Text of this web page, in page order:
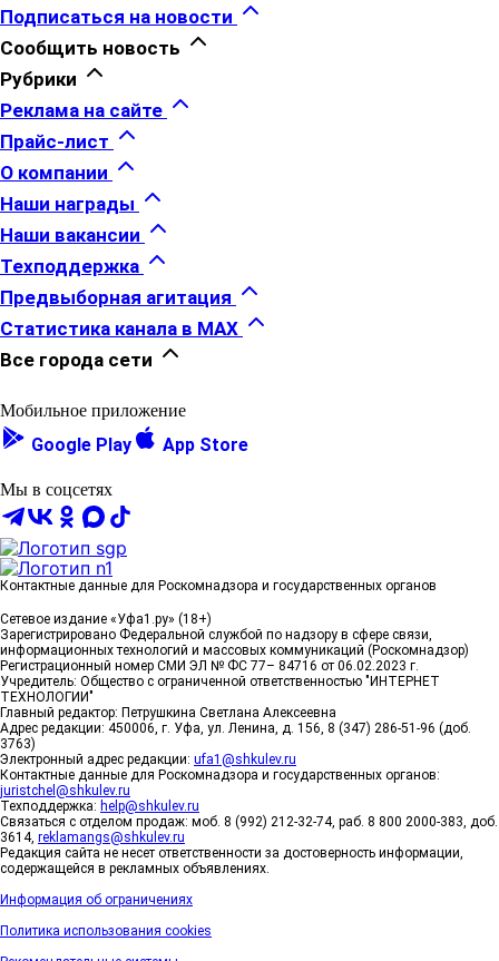
Подписаться на новости
Сообщить новость
Рубрики
Реклама на сайте
Прайс-лист
О компании
Наши награды
Наши вакансии
Техподдержка
Предвыборная агитация
Статистика канала в MAX
Все города сети
Мобильное приложение
Google Play App Store
Мы в соцсетях
Контактные данные для Роскомнадзора и государственных органов
Сетевое издание «Уфа1.ру» (18+)
Зарегистрировано Федеральной службой по надзору в сфере связи,
информационных технологий и массовых коммуникаций (Роскомнадзор)
Регистрационный номер СМИ ЭЛ № ФС 77– 84716 от 06.02.2023 г.
Учредитель: Общество с ограниченной ответственностью "ИНТЕРНЕТ
ТЕХНОЛОГИИ"
Главный редактор: Петрушкина Светлана Алексеевна
Адрес редакции: 450006, г. Уфа, ул. Ленина, д. 156, 8 (347) 286-51-96 (доб.
3763)
Электронный адрес редакции: ufa1@shkulev.ru
Контактные данные для Роскомнадзора и государственных органов:
juristchel@shkulev.ru
Техподдержка: help@shkulev.ru
Связаться с отделом продаж: моб. 8 (992) 212-32-74, раб. 8 800 2000-383, доб.
3614, reklamangs@shkulev.ru
Редакция сайта не несет ответственности за достоверность информации,
содержащейся в рекламных объявлениях.
Информация об ограничениях
Политика использования cookies